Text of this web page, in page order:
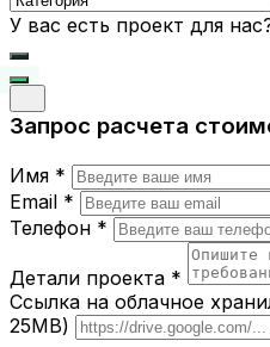
У вас есть проект для
Запрос расчета
Имя *
Email *
Телефон *
Детали проекта *
Ссылка на облачное
25MB)